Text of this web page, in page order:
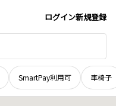
ログイン新規登録
SmartPay利用可 車椅子